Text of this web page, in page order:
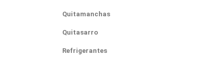
Quitamanchas
Quitasarro
Refrigerantes